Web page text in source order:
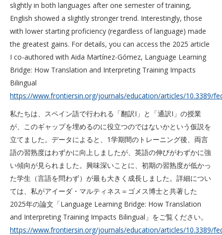
slightly in both languages after one semester of training,
English showed a slightly stronger trend. Interestingly, those
with lower starting proficiency (regardless of language) made
the greatest gains. For details, you can access the 2025 article
I co-authored with Aida Martínez-Gómez, Language Learning
Bridge: How Translation and Interpreting Training Impacts
Bilingual
https://www.frontiersin.org/journals/education/articles/10.3389/
私たちは、スペイン語で行われる「翻訳I」と「通訳I」の授業
が、このギャップを埋めるのに役立つのではないかという仮説を
立てました。データによると、1学期間のトレーニング後、両言
語の習熟度はわずかに向上しましたが、英語の伸びがわずかに強
い傾向が見られました。興味深いことに、初期の習熟度が低かっ
た学生（言語を問わず）が最も大きく成長しました。詳細につい
ては、私がアイーダ・マルティネス＝ゴメス博士と共著した
2025年の論文「Language Learning Bridge: How Translation
and Interpreting Training Impacts Bilingual」をご覧ください。
https://www.frontiersin.org/journals/education/articles/10.3389/